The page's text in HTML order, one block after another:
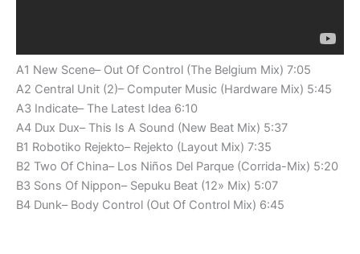
A1 New Scene– Out Of Control (The Belgium Mix) 7:05
A2 Central Unit (2)– Computer Music (Hardware Mix) 5:45
A3 Indicate– The Latest Idea 6:10
A4 Dux Dux– This Is A Sound (New Beat Mix) 5:37
B1 Robotiko Rejekto– Rejekto (Layout Mix) 7:35
B2 Two Of China– Los Niños Del Parque (Corrida-Mix) 5:20
B3 Sons Of Nippon– Sepuku Beat (12» Mix) 5:07
B4 Dunk– Body Control (Out Of Control Mix) 6:45